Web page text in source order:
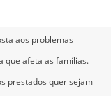
aos problemas
que afeta as famílias.
prestados quer sejam